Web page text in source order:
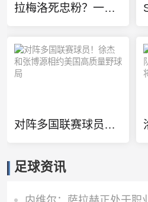
拉梅洛死忠粉？一球迷100%还原拉梅洛·鲍尔的满背纹身
对阵多国联赛球员！徐杰和张博源相约美国高质量野球局
足球资讯